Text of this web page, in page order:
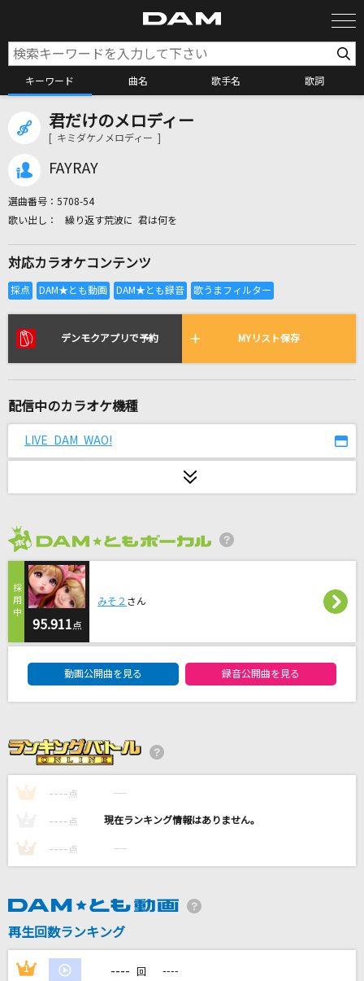
キーワード 曲名 歌手名 歌詞
カラオケ検索
全国りれき
リアルタイムで歌われている曲の一覧
[生音]Punky Funky Love
大人になれば
BLUE ENCOUNT
かくれんぼ
[生音]桜
コブクロ
[生音]366日
愛くださいませ
心予報
好きすぎて滅！
M!LK
君だけのメロディー
[ キミダケノメロディー ]
FAYRAY
選曲番号： 5708-54
繰り返す荒波に 君は何を
対応カラオケコンテンツ
デンモクアプリで予約 MYリスト保存
配信中のカラオケ機種
LIVE DAM WAO!
95.911 点
みそ２ さん
動画公開曲を見る 録音公開曲を見る
1 ---- 点 ----
---- 点 ----
3 ---- 点 ----
再生回数ランキング
1 ---- 回 ----